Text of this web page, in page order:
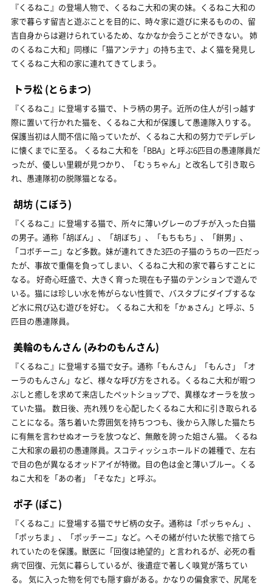
『くるねこ』の登場人物で、くるねこ大和の実の妹。くるねこ大和の
家で暮らす留吉と遊ぶことを目的に、時々家に遊びに来るものの、留
吉自身からは避けられているため、なかなか会うことができない。 姉
のくるねこ大和」同様に「猫アンテナ」の持ち主で、よく猫を発見し
てくるねこ大和の家に連れてきてしまう。
トラ松 (とらまつ)
『くるねこ』に登場する猫で、トラ柄の男子。近所の住人が引っ越す
際に置いて行かれた猫を、くるねこ大和が保護して愚連隊入りする。
保護当初は人間不信に陥っていたが、くるねこ大和の努力でデレデレ
に懐くまでに至る。 くるねこ大和を「BBA」と呼ぶ6匹目の愚連隊員だ
ったが、優しい里親が見つかり、「むぅちゃん」と改名して引き取ら
れ、愚連隊初の脱隊猫となる。
胡坊 (こぼう)
『くるねこ』に登場する猫で、所々に薄いグレーのブチが入った白猫
の男子。通称「胡ぼん」、「胡ぼち」、「もちもち」、「餅男」、
「コボチーニ」など多数。妹が連れてきた3匹の子猫のうちの一匹だっ
たが、事故で重傷を負ってしまい、くるねこ大和の家で暮らすことに
なる。 好奇心旺盛で、大きく育った現在も子猫のテンションで遊んで
いる。猫には珍しい水を怖がらない性質で、バスタブにダイブするな
ど水に飛び込む遊びを好む。 くるねこ大和を「かぁさん」と呼ぶ、5
匹目の愚連隊員。
美輪のもんさん (みわのもんさん)
『くるねこ』に登場する猫で女子。通称「もんさん」「もんさ」「オ
ーラのもんさん」など、様々な呼び方をされる。くるねこ大和が暇つ
ぶしと癒しを求めて来店したペットショップで、異様なオーラを放っ
ていた猫。 数日後、売れ残りを心配したくるねこ大和に引き取られる
ことになる。落ち着いた雰囲気を持ちつつも、後から入隊した猫たち
に有無を言わせぬオーラを放つなど、無敵を誇った姐さん猫。 くるね
こ大和家の最初の愚連隊員。スコティッシュホールドの雑種で、左右
で目の色が異なるオッドアイが特徴。目の色は金と薄いブルー。くる
ねこ大和を「あの者」「そなた」と呼ぶ。
ポ子 (ぽこ)
『くるねこ』に登場する猫でサビ柄の女子。通称は「ポッちゃん」、
「ポッちま」、「ポッチーニ」など。へその緒が付いた状態で捨てら
れていたのを保護。獣医に「回復は絶望的」と言われるが、必死の看
病で回復、元気に暮らしているが、後遺症で著しく嗅覚が落ちてい
る。 気に入った物を何でも隠す癖がある。かなりの偏食家で、尻尾を